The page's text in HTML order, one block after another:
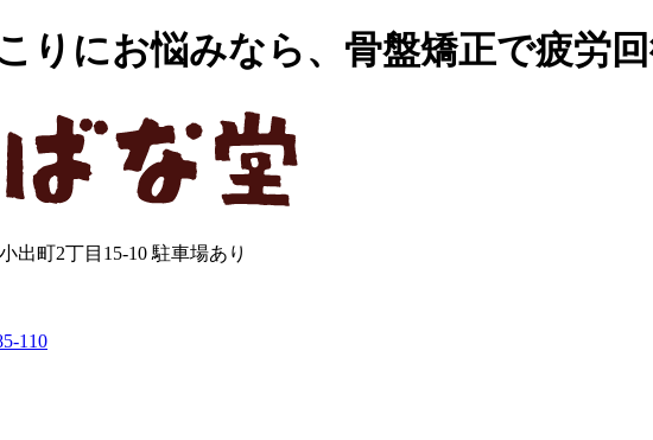
りにお悩みなら、骨盤矯正で疲労
出町2丁目15-10 駐車場あり